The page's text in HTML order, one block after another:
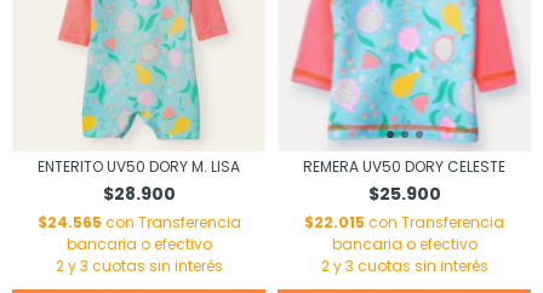
ENTERITO UV50 DORY M. LISA
$28.900
$24.565 con Transferencia
bancaria o efectivo
REMERA UV50 DORY CELESTE
$25.900
$22.015 con Transferencia
bancaria o efectivo